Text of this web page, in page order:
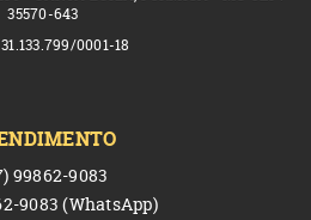
35570-643
0001-18
99862-9083
9083(WhatsApp)